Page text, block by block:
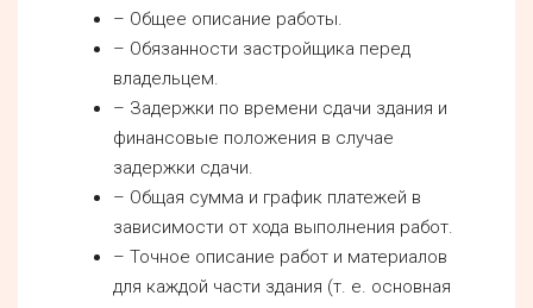
– Общее описание работы.
– Обязанности застройщика перед
владельцем.
– Задержки по времени сдачи здания и
финансовые положения в случае
задержки сдачи.
– Общая сумма и график платежей в
зависимости от хода выполнения работ.
– Точное описание работ и материалов
для каждой части здания (т. е. основная